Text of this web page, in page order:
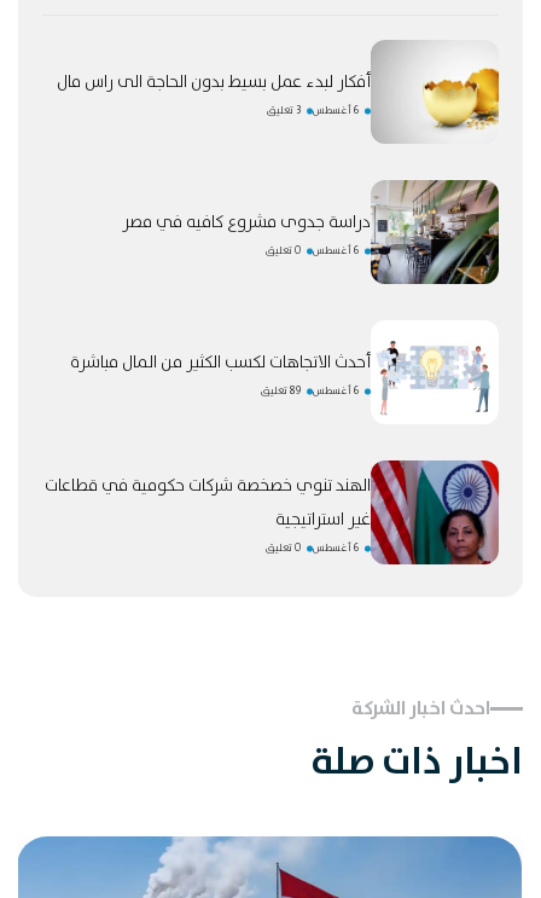
أفكار لبدء عمل بسيط بدون الحاجة الى راس مال
6 أغسطس 3 تعليق
دراسة جدوى مشروع كافيه في مصر
6 أغسطس 0 تعليق
أحدث الاتجاهات لكسب الكثير من المال مباشرة
6 أغسطس 89 تعليق
الهند تنوي خصخصة شركات حكومية في قطاعات
غير استراتيجية
6 أغسطس 0 تعليق
احدث اخبار الشركة
اخبار ذات صلة